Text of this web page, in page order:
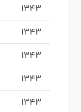
1343
1343
1343
1343
1343